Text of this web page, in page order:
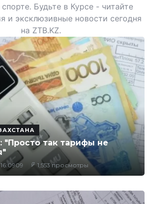
Будьте в Курсе - читайте
и эксклюзивные новости сегодня
на ZTB.KZ.
"Просто так тарифы не
1,553 просмотры